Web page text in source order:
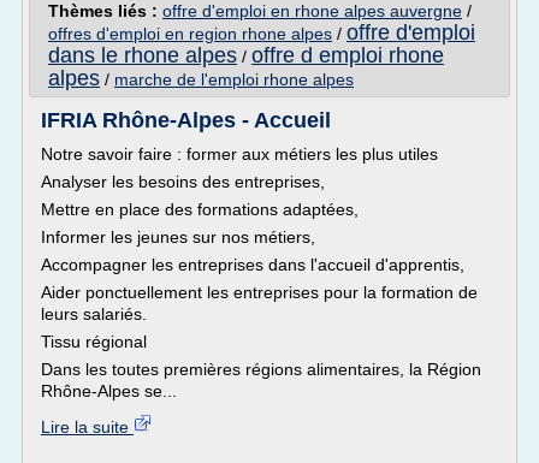
Thèmes liés : offre d'emploi en rhone alpes auvergne /
offres d'emploi en region rhone alpes / offre d'emploi
dans le rhone alpes / offre d emploi rhone
alpes / marche de l'emploi rhone alpes
IFRIA Rhône-Alpes - Accueil
Notre savoir faire : former aux métiers les plus utiles
Analyser les besoins des entreprises,
Mettre en place des formations adaptées,
Informer les jeunes sur nos métiers,
Accompagner les entreprises dans l'accueil d'apprentis,
Aider ponctuellement les entreprises pour la formation de
leurs salariés.
Tissu régional
Dans les toutes premières régions alimentaires, la Région
Rhône-Alpes se...
Lire la suite